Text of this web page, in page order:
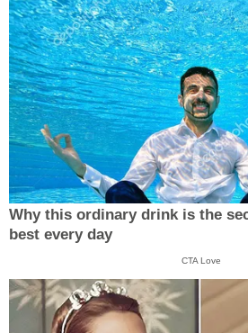
Why this ordinary drink is the
best every day
CTA Love